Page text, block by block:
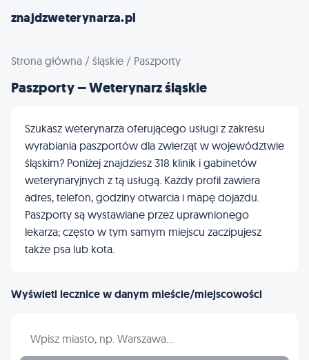
znajdzweterynarza.pl
Strona główna / śląskie / Paszporty
Paszporty – Weterynarz śląskie
Szukasz weterynarza oferującego usługi z zakresu
wyrabiania paszportów dla zwierząt w województwie
śląskim? Poniżej znajdziesz 318 klinik i gabinetów
weterynaryjnych z tą usługą. Każdy profil zawiera
adres, telefon, godziny otwarcia i mapę dojazdu.
Paszporty są wystawiane przez uprawnionego
lekarza; często w tym samym miejscu zaczipujesz
także psa lub kota.
Wyświetl lecznice w danym mieście/miejscowości